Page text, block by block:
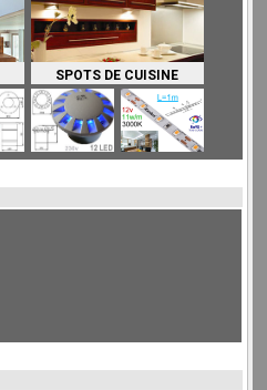
SPOTS DE CUISINE